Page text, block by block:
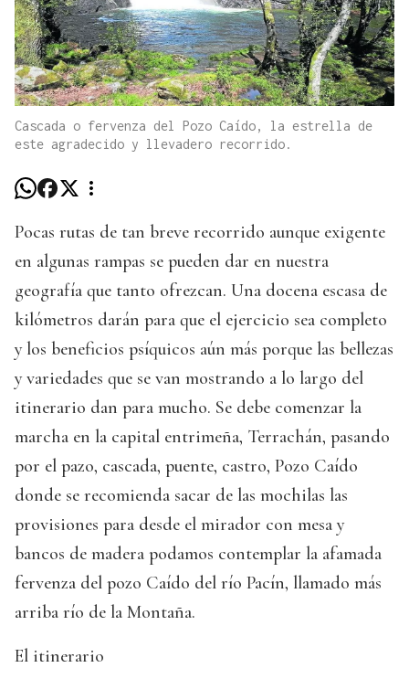
Cascada o fervenza del Pozo Caído, la estrella de
este agradecido y llevadero recorrido.
Pocas rutas de tan breve recorrido aunque exigente
en algunas rampas se pueden dar en nuestra
geografía que tanto ofrezcan. Una docena escasa de
kilómetros darán para que el ejercicio sea completo
y los beneficios psíquicos aún más porque las bellezas
y variedades que se van mostrando a lo largo del
itinerario dan para mucho. Se debe comenzar la
marcha en la capital entrimeña, Terrachán, pasando
por el pazo, cascada, puente, castro, Pozo Caído
donde se recomienda sacar de las mochilas las
provisiones para desde el mirador con mesa y
bancos de madera podamos contemplar la afamada
fervenza del pozo Caído del río Pacín, llamado más
arriba río de la Montaña.
El itinerario